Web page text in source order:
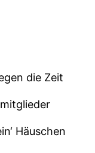
die Zeit
Häuschen